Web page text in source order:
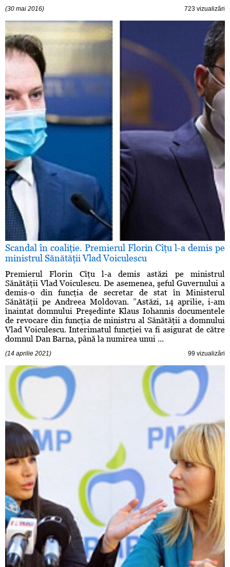
(30 mai 2016) 723 vizualizări
Scandal în coaliţie. Premierul Florin Cîţu l-a demis pe
ministrul Sănătăţii Vlad Voiculescu
Premierul Florin Cîţu l-a demis astăzi pe ministrul
Sănătăţii Vlad Voiculescu. De asemenea, şeful Guvernului a
demis-o din funcţia de secretar de stat în Ministerul
Sănătăţii pe Andreea Moldovan. ”Astăzi, 14 aprilie, i-am
înaintat domnului Preşedinte Klaus Iohannis documentele
de revocare din funcţia de ministru al Sănătăţii a domnului
Vlad Voiculescu. Interimatul funcţiei va fi asigurat de către
domnul Dan Barna, până la numirea unui ...
(14 aprilie 2021) 99 vizualizări